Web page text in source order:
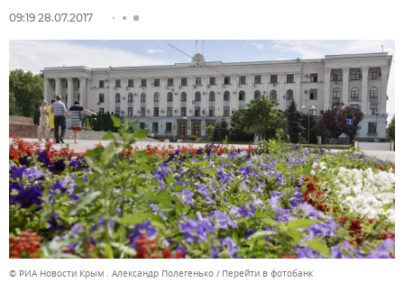
09:19 28.07.2017
© РИА Новости Крым . Александр Полегенько Перейти в фотобанк